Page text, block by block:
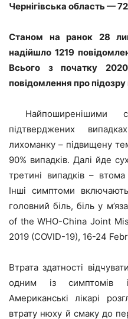
Чернігівська область —
Станом на ранок 28
надійшло 1219
Всього з початку
повідомлення про
Найпоширенішими
підтверджених
лихоманку – підвищену
90% випадків. Далі йде
третині випадків –
Інші симптоми
головний біль, біль у
of the WHO-China Joint
2019 (COVID-19), 16-24
Втрата здатності
одним із симптомів
Американські лікарі
втрату нюху й смаку до